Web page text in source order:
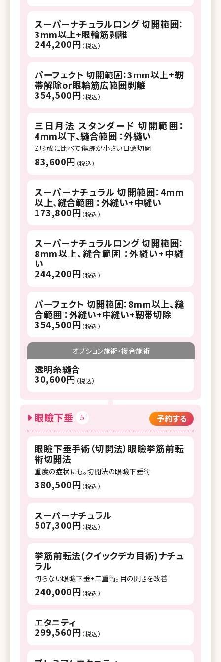
スーパーナチュラルロング 切開範囲：
3mm以上+眼輪筋剥離
244,200円 （税込）
パーフェクト 切開範囲：3mm以上+靭
帯解除or眼輪筋広範囲剥離
354,500円 （税込）
三日月法 スタンダード 切開範囲：
4mm以下、縫合範囲 ：外縫い
Z形成に比べて傷跡が小さい目頭切開
83,600円 （税込）
スーパーナチュラル 切開範囲：4mm
以上、縫合範囲 ：外縫い+中縫い
173,800円 （税込）
スーパーナチュラルロング 切開範囲：
8mm以上、縫合範囲 ：外縫い+中縫
い
244,200円 （税込）
パーフェクト 切開範囲：8mm以上、縫
合範囲 ：外縫い+中縫い+靭帯切除
354,500円 （税込）
オプション施術・複合施術
透明糸縫合
30,600円 （税込）
眼瞼下垂 5 予約する
眼瞼下垂手術（切開法）眼瞼挙筋前転
術切開法
重度の症状にも。切開法の眼瞼下垂術
380,500円 （税込）
スーパーナチュラル
507,300円 （税込）
挙筋前転法(クイックデカ目術)ナチュ
ラル
切らない眼瞼下垂+二重術。目の開きを改善
240,000円 （税込）
エタニティ
299,560円 （税込）